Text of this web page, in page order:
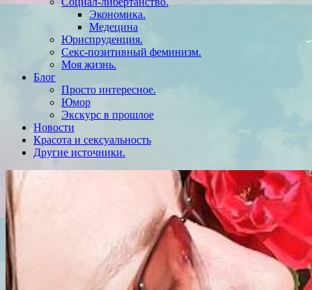
Экономика.
Медецина
Юриспруденция.
Секс-позитивный феминизм.
Моя жизнь.
Блог
Просто интересное.
Юмор
Экскурс в прошлое
Новости
Красота и сексуальность
Другие источники.